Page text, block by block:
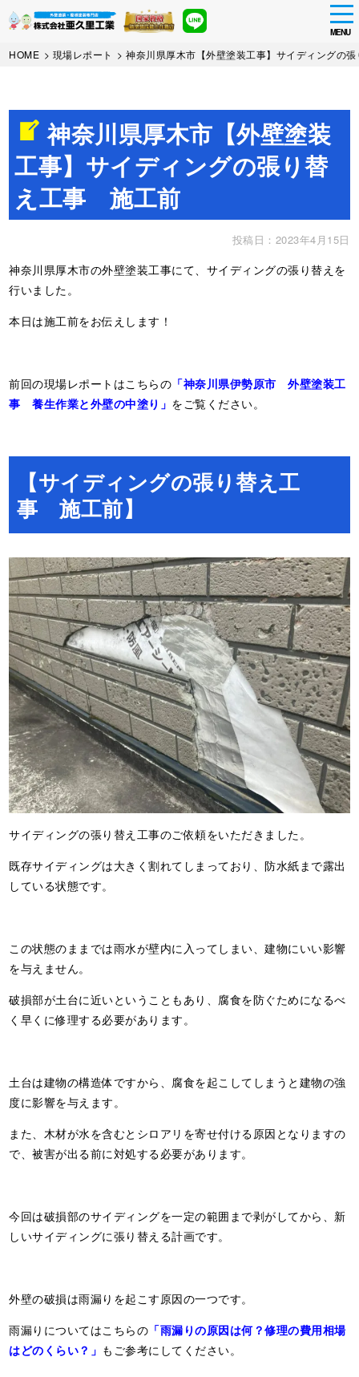
Skip
MENU
HOME > 現場レポート >神奈川県厚木市【外壁塗装工事】サイディングの
神奈川県厚木市【外壁塗装
工事】サイディングの張り替
え工事 施工前
投稿日：2023年4月15日
神奈川県厚木市の外壁塗装工事にて、サイディングの張り替えを
行いました。
本日は施工前をお伝えします！
前回の現場レポートはこちらの 「神奈川県伊勢原市 外壁塗装工
事 養生作業と外壁の中塗り」 をご覧ください。
【サイディングの張り替え工
事 施工前】
サイディングの張り替え工事のご依頼をいただきました。
既存サイディングは大きく割れてしまっており、防水紙まで露出
している状態です。
この状態のままでは雨水が壁内に入ってしまい、建物にいい影響
を与えません。
破損部が土台に近いということもあり、腐食を防ぐためになるべ
く早くに修理する必要があります。
土台は建物の構造体ですから、腐食を起こしてしまうと建物の強
度に影響を与えます。
また、木材が水を含むとシロアリを寄せ付ける原因となりますの
で、被害が出る前に対処する必要があります。
今回は破損部のサイディングを一定の範囲まで剥がしてから、新
しいサイディングに張り替える計画です。
外壁の破損は雨漏りを起こす原因の一つです。
雨漏りについてはこちらの 「雨漏りの原因は何？修理の費用相場
はどのくらい？」 もご参考にしてください。